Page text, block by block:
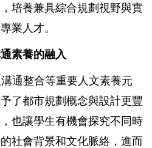
培養兼具綜合規劃視野與實
業人才。
素養的融入
通整合等重要人文素養元
了都市規劃概念與設計更豐
也讓學生有機會探究不同時
社會背景和文化脈絡，進而